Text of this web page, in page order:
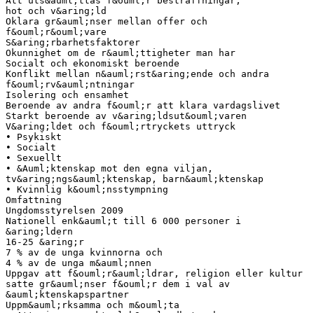
hot och v&aring;ld
Oklara gr&auml;nser mellan offer och
f&ouml;r&ouml;vare
S&aring;rbarhetsfaktorer
Okunnighet om de r&auml;ttigheter man har
Socialt och ekonomiskt beroende
Konflikt mellan n&auml;rst&aring;ende och andra
f&ouml;rv&auml;ntningar
Isolering och ensamhet
Beroende av andra f&ouml;r att klara vardagslivet
Starkt beroende av v&aring;ldsut&ouml;varen
V&aring;ldet och f&ouml;rtryckets uttryck
• Psykiskt
• Socialt
• Sexuellt
• &Auml;ktenskap mot den egna viljan,
tv&aring;ngs&auml;ktenskap, barn&auml;ktenskap
• Kvinnlig k&ouml;nsstympning
Omfattning
Ungdomsstyrelsen 2009
Nationell enk&auml;t till 6 000 personer i
&aring;ldern
16-25 &aring;r
7 % av de unga kvinnorna och
4 % av de unga m&auml;nnen
Uppgav att f&ouml;r&auml;ldrar, religion eller kultur
satte gr&auml;nser f&ouml;r dem i val av
&auml;ktenskapspartner
Uppm&auml;rksamma och m&ouml;ta